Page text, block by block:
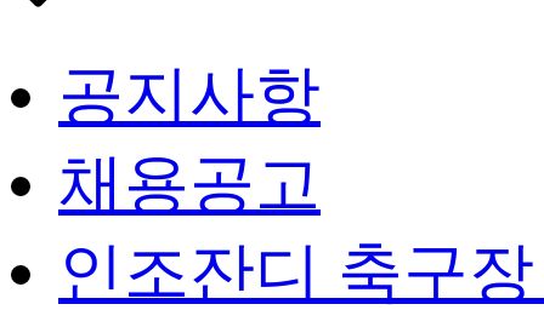
공지사항
채용공고
인조잔디 축구